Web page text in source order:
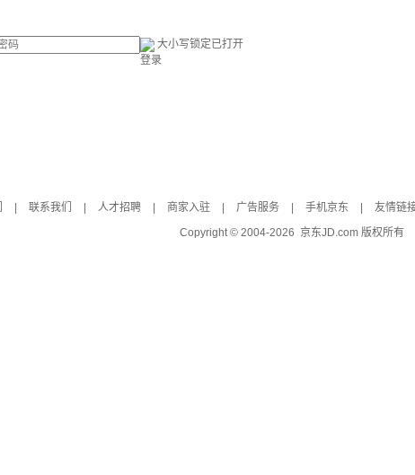
大小写锁定已打开
登录
联系我们 人才招聘 商家入驻 广告服务 手机京东 友情链
Copyright © 2004-2026 京东JD.com 版权所有